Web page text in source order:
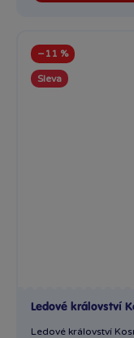
−11 %
Sleva
Ledové království
Ledové království